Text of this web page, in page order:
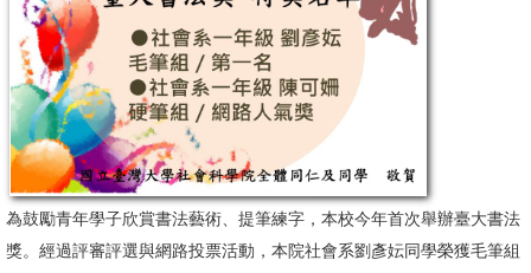
位
研
究
消
息
公
告
為鼓勵青年學子欣賞書法藝術、提筆練字，本校今年首次舉辦臺大書法
獎。經過評審評選與網路投票活動，本院社會系劉彥妘同學榮獲毛筆組